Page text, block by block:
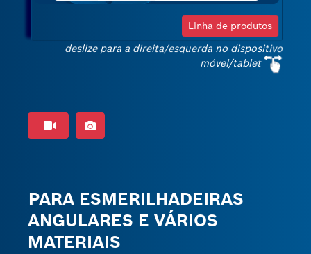
Linha de produtos
deslize para a direita/esquerda no dispositivo
móvel/tablet
PARA ESMERILHADEIRAS
ANGULARES E VÁRIOS
MATERIAIS